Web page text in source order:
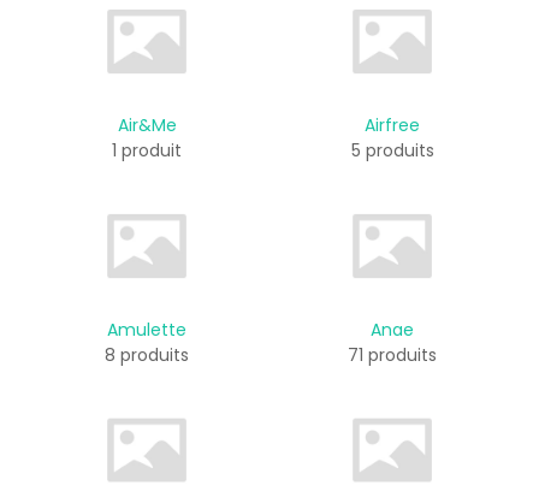
Air&Me
1 produit
Airfree
5 produits
Amulette
8 produits
Anae
71 produits